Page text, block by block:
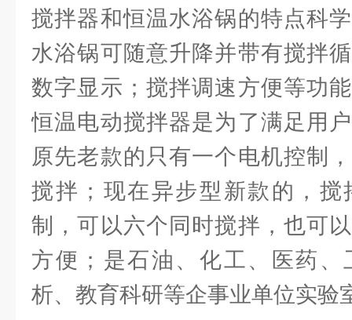
搅拌器和恒温水浴锅的特点科
水浴锅可随意升降并带有搅拌
数字显示；搅拌调速方便等功
恒温电动搅拌器是为了满足用
原先老款的只有一个电机控制
搅拌；现在异步型新款的，搅
制，可以六个同时搅拌，也可
方便；是石油、化工、医药
析、教育科研等企事业单位实验